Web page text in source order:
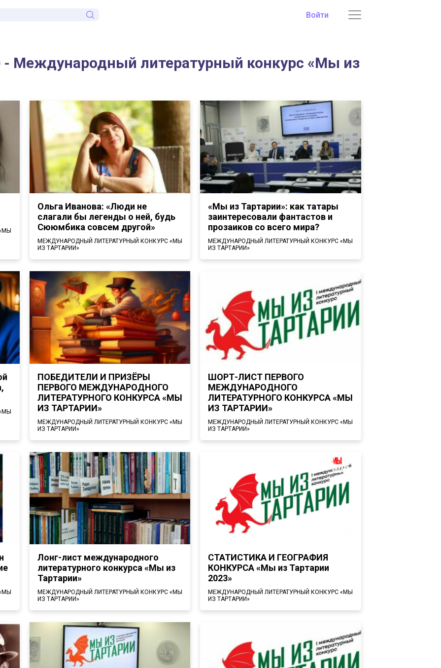
Войти
- Международный литературный конкурс «Мы из
Ольга Иванова: «Люди не
слагали бы легенды о ней, будь
Сююмбика совсем другой»
МЕЖДУНАРОДНЫЙ ЛИТЕРАТУРНЫЙ КОНКУРС «МЫ
ИЗ ТАРТАРИИ»
«Мы из Тартарии»: как татары
заинтересовали фантастов и
прозаиков со всего мира?
МЕЖДУНАРОДНЫЙ ЛИТЕРАТУРНЫЙ КОНКУРС «МЫ
ИЗ ТАРТАРИИ»
ПОБЕДИТЕЛИ И ПРИЗЁРЫ
ПЕРВОГО МЕЖДУНАРОДНОГО
ЛИТЕРАТУРНОГО КОНКУРСА «МЫ
ИЗ ТАРТАРИИ»
МЕЖДУНАРОДНЫЙ ЛИТЕРАТУРНЫЙ КОНКУРС «МЫ
ИЗ ТАРТАРИИ»
ШОРТ-ЛИСТ ПЕРВОГО
МЕЖДУНАРОДНОГО
ЛИТЕРАТУРНОГО КОНКУРСА «МЫ
ИЗ ТАРТАРИИ»
МЕЖДУНАРОДНЫЙ ЛИТЕРАТУРНЫЙ КОНКУРС «МЫ
ИЗ ТАРТАРИИ»
Лонг-лист международного
литературного конкурса «Мы из
Тартарии»
МЕЖДУНАРОДНЫЙ ЛИТЕРАТУРНЫЙ КОНКУРС «МЫ
ИЗ ТАРТАРИИ»
СТАТИСТИКА И ГЕОГРАФИЯ
КОНКУРСА «Мы из Тартарии
2023»
МЕЖДУНАРОДНЫЙ ЛИТЕРАТУРНЫЙ КОНКУРС «МЫ
ИЗ ТАРТАРИИ»